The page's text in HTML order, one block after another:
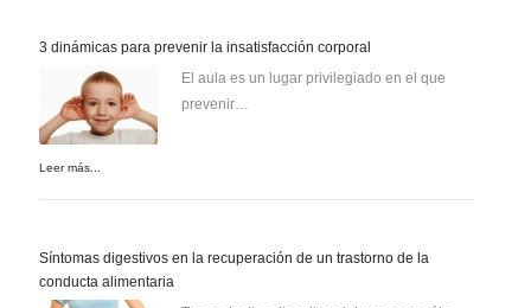
3 dinámicas para prevenir la insatisfacción corporal
El aula es un lugar privilegiado en el que
prevenir…
Leer más...
Síntomas digestivos en la recuperación de un trastorno de la
conducta alimentaria